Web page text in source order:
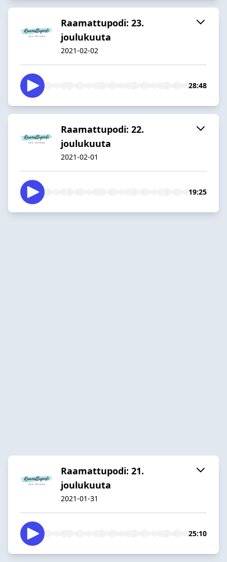
Raamattupodi: 23.
joulukuuta
2021-02-02
28:48
Raamattupodi: 22.
joulukuuta
2021-02-01
19:25
Raamattupodi: 21.
joulukuuta
2021-01-31
25:10